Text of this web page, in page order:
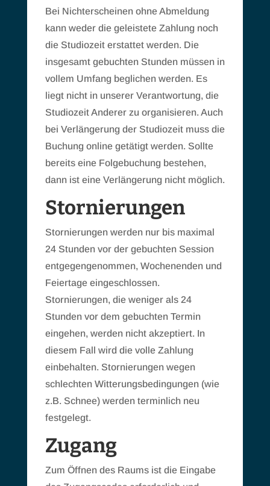
Bei Nichterscheinen ohne Abmeldung
kann weder die geleistete Zahlung noch
die Studiozeit erstattet werden. Die
insgesamt gebuchten Stunden müssen in
vollem Umfang beglichen werden. Es
liegt nicht in unserer Verantwortung, die
Studiozeit Anderer zu organisieren. Auch
bei Verlängerung der Studiozeit muss die
Buchung online getätigt werden. Sollte
bereits eine Folgebuchung bestehen,
dann ist eine Verlängerung nicht möglich.
Stornierungen
Stornierungen werden nur bis maximal
24 Stunden vor der gebuchten Session
entgegengenommen, Wochenenden und
Feiertage eingeschlossen.
Stornierungen, die weniger als 24
Stunden vor dem gebuchten Termin
eingehen, werden nicht akzeptiert. In
diesem Fall wird die volle Zahlung
einbehalten. Stornierungen wegen
schlechten Witterungsbedingungen (wie
z.B. Schnee) werden terminlich neu
festgelegt.
Zugang
Zum Öffnen des Raums ist die Eingabe